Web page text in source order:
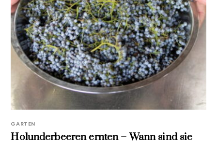
GARTEN
Holunderbeeren ernten – Wann sind sie